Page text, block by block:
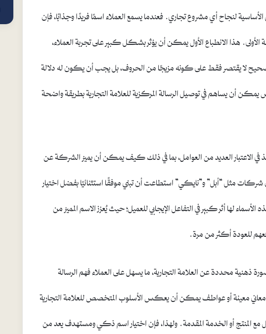
الأساسية لنجاح أي مشروع تجاري. فعندما يسمع العملاء اسمًا فريدًا وجذابًا، فإن
هذا الانطباع الأول يمكن أن يؤثر بشكل كبير على تجربة العملاء،
الصحيح لا يقتصر فقط على كونه مزيجًا من الحروف، بل يجب أن يكون له دلالة
أن يساهم في توصيل الرسالة المركزية للعلامة التجارية بطريقة واضحة
في الاعتبار العديد من العوامل، بما في ذلك كيف يمكن أن يميز الشركة عن
شركات مثل “أبل” و”نايكي” استطاعت أن تبني موفقًا استثنائيًا بفضل اختيار
لها أثر كبير في التفاعل الإيجابي للعميل؛ حيث يُعزز الاسم المميز من
للعودة أكثر من مرة.
ذهنية محددة عن العلامة التجارية، ما يسهل على العملاء فهم الرسالة
معاني معينة أو عواطف يمكن أن يعكس الأسلوب المتخصص للعلامة التجارية
المنتج أو الخدمة المقدمة. ولهذا، فإن اختيار اسم ذكي ومستهدف يعد من